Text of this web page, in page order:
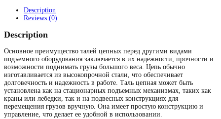
Description
Reviews (0)
Description
Основное преимущество талей цепных перед другими видами
подъемного оборудования заключается в их надежности, прочности и
возможности поднимать грузы большого веса. Цепь обычно
изготавливается из высокопрочной стали, что обеспечивает
долговечность и надежность в работе. Таль цепная может быть
установлена как на стационарных подъемных механизмах, таких как
краны или лебедки, так и на подвесных конструкциях для
перемещения грузов вручную. Она имеет простую конструкцию и
управление, что делает ее удобной в использовании.